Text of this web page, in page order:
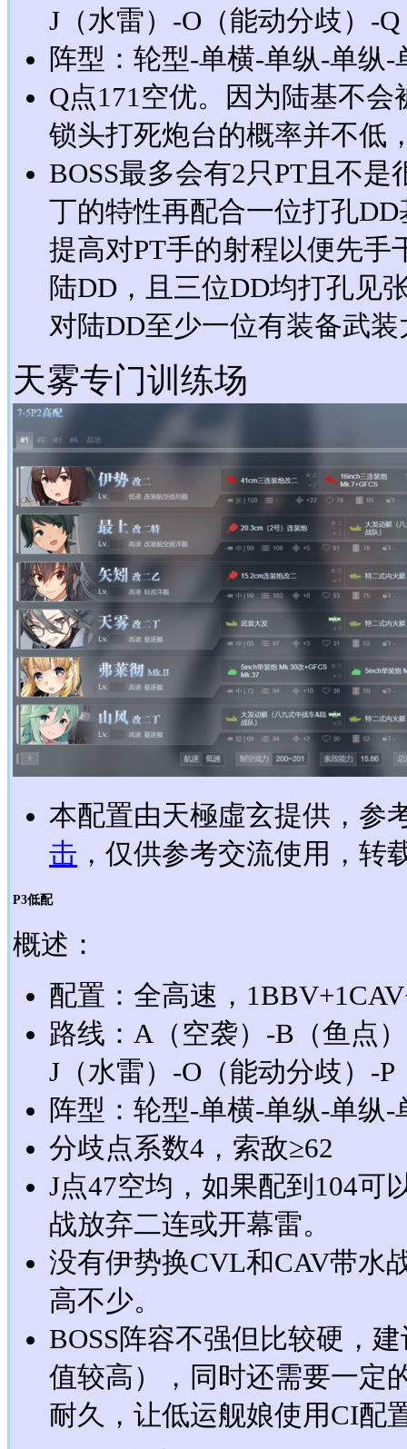
J（水雷）-O（能动分歧）-Q
阵型：轮型-单横-单纵-单纵-
Q点171空优。因为陆基不
锁头打死炮台的概率并不低
BOSS最多会有2只PT且不
丁的特性再配合一位打孔
提高对PT手的射程以便先手
陆DD，且三位DD均打孔见
对陆DD至少一位有装备武
天雾专门训练场
本配置由天極虛玄提供，参
击 ，仅供参考交流使用，转
P3低配
概述：
配置：全高速，
路线：A（空袭）-B（鱼点
J（水雷）-O（能动分歧）-
阵型：轮型-单横-单纵-单纵-
分歧点系数4，索敌≥62
J点47空均，如果配到104可
战放弃二连或开幕雷。
没有伊势换CVL和CAV带水
高不少。
BOSS阵容不强但比较硬，
值较高），同时还需要一定
耐久，让低运舰娘使用CI配